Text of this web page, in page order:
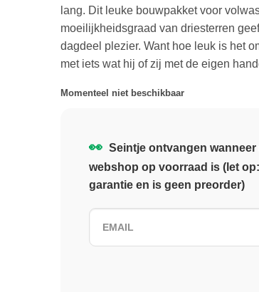
lang. Dit leuke bouwpakket voor
moeilijkheidsgraad van driesterren
dagdeel plezier. Want hoe leuk is het
met iets wat hij of zij met de eigen
Momenteel niet beschikbaar
👀 Seintje ontvangen
webshop op voorraad is (let
garantie en is geen preorder)